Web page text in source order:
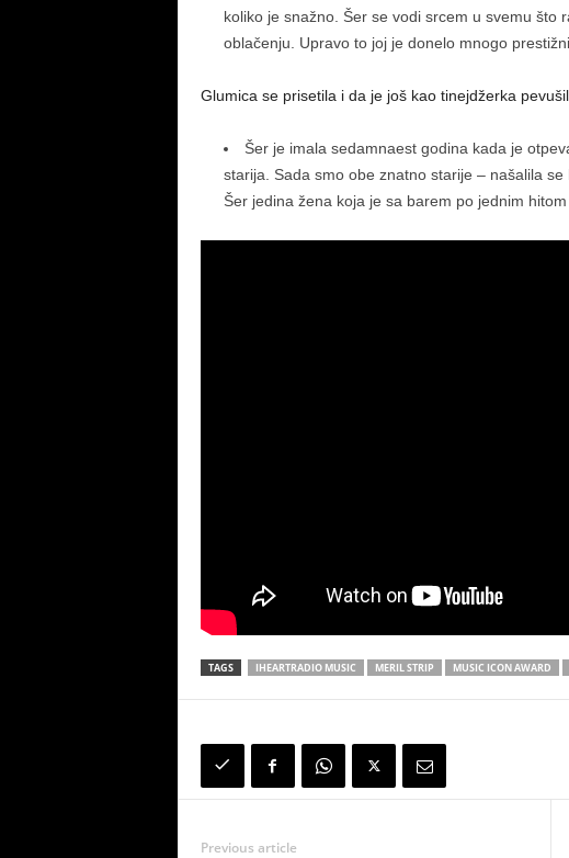
koliko je snažno. Šer se vodi srcem u svemu što
oblačenju. Upravo to joj je donelo mnogo
Glumica se prisetila i da je još kao tinejdžerka
Šer je imala sedamnaest godina kada je
starija. Sada smo obe znatno starije – našalila
Šer jedina žena koja je sa barem po jednim
TAGS IHEARTRADIO MUSIC MERIL STRIP MUSIC ICON AWARD
Previous article